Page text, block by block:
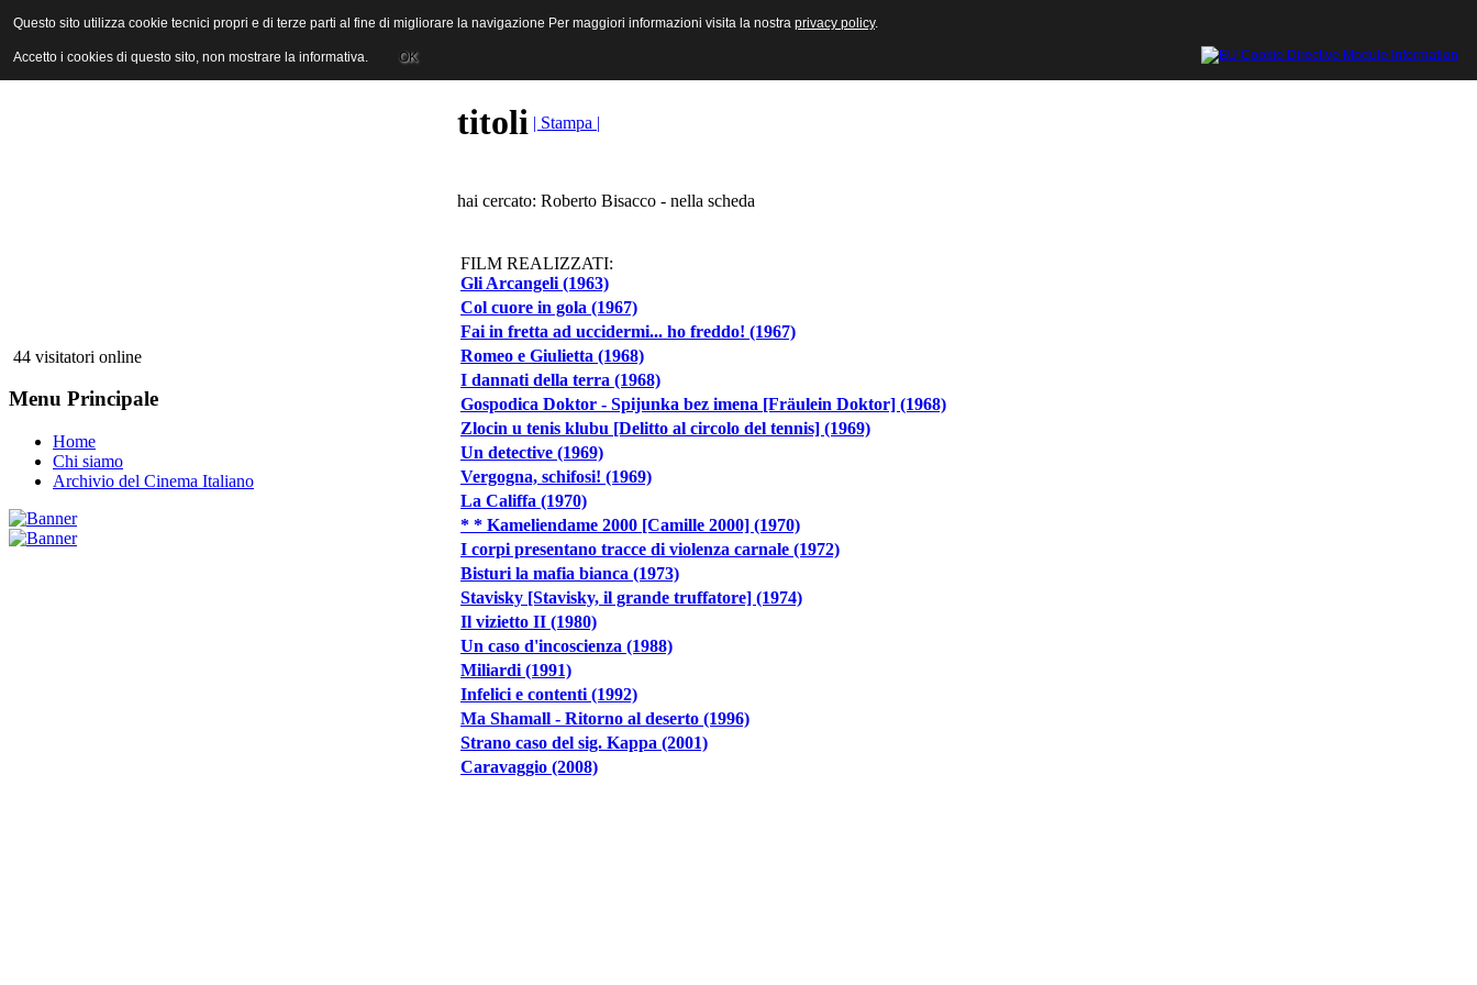
ANICA | Associazione Nazionale Industrie Cinematografiche Audiovisive e Multimediali
44 visitatori online
Menu Principale
Home
Chi siamo
Archivio del Cinema Italiano
titoli | Stampa |
hai cercato: Roberto Bisacco - nella scheda
FILM REALIZZATI:
Gli Arcangeli (1963)
Col cuore in gola (1967)
Fai in fretta ad uccidermi... ho freddo! (1967)
Romeo e Giulietta (1968)
I dannati della terra (1968)
Gospodica Doktor - Spijunka bez imena [Fräulein Doktor] (1968)
Zlocin u tenis klubu [Delitto al circolo del tennis] (1969)
Un detective (1969)
Vergogna, schifosi! (1969)
La Califfa (1970)
* * Kameliendame 2000 [Camille 2000] (1970)
I corpi presentano tracce di violenza carnale (1972)
Bisturi la mafia bianca (1973)
Stavisky [Stavisky, il grande truffatore] (1974)
Il vizietto II (1980)
Un caso d'incoscienza (1988)
Miliardi (1991)
Infelici e contenti (1992)
Ma Shamall - Ritorno al deserto (1996)
Strano caso del sig. Kappa (2001)
Caravaggio (2008)
Questo sito utilizza cookie tecnici propri e di terze parti al fine di migliorare la navigazione Per maggiori informazioni visita la nostra privacy policy.
Accetto i cookies di questo sito, non mostrare la informativa. OK
Questo sito utilizza cookie tecnici propri e di terze parti al fine di migliorare la navigazione Per maggiori informazioni visita la nostra privacy policy.
Accetto i cookies di questo sito, non mostrare la informativa. OK